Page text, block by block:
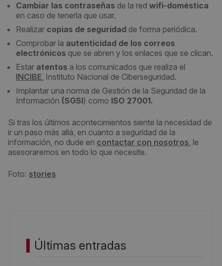
Cambiar las contraseñas de la red wifi-doméstica
en caso de tenerla que usar.
Realizar copias de seguridad de forma periódica.
Comprobar la autenticidad de los correos
electrónicos que se abren y los enlaces que se clican.
Estar atentos a los comunicados que realiza el
INCIBE, Instituto Nacional de Ciberseguridad.
Implantar una norma de Gestión de la Seguridad de la
Información (SGSI) como ISO 27001.
Si tras los últimos acontecimientos siente la necesidad de
ir un paso más allá, en cuanto a seguridad de la
información, no dude en contactar con nosotros, le
asesoraremos en todo lo que necesite.
Foto: stories
Últimas entradas